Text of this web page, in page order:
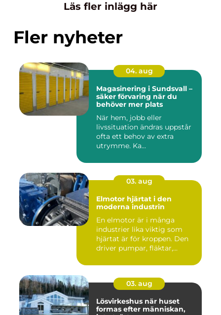
Läs fler inlägg här
Fler nyheter
04. aug
Magasinering i Sundsvall –
säker förvaring när du
behöver mer plats
När hem, jobb eller
livssituation ändras uppstår
ofta ett behov av extra
utrymme. Ka...
03. aug
Elmotor hjärtat i den
moderna industrin
En elmotor är i många
industrier lika viktig som
hjärtat är för kroppen. Den
driver pumpar, fläktar,...
03. aug
Lösvirkeshus när huset
formas efter människan,